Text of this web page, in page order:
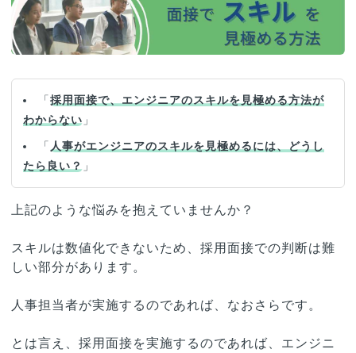
「採用面接で、エンジニアのスキルを見極める方法が
わからない 」
「 人事がエンジニアのスキルを見極めるには、どうし
たら良い？ 」
上記のような悩みを抱えていませんか？
スキルは数値化できないため、採用面接での判断は難
しい部分があります。
人事担当者が実施するのであれば、なおさらです。
とは言え、採用面接を実施するのであれば、エンジニ